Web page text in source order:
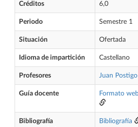
Créditos 6,0
Periodo Semestre 1
Situación Ofertada
Idioma de impartición Castellano
Profesores Juan Postigo
Guía docente Formato
Bibliografía
Bibliografía